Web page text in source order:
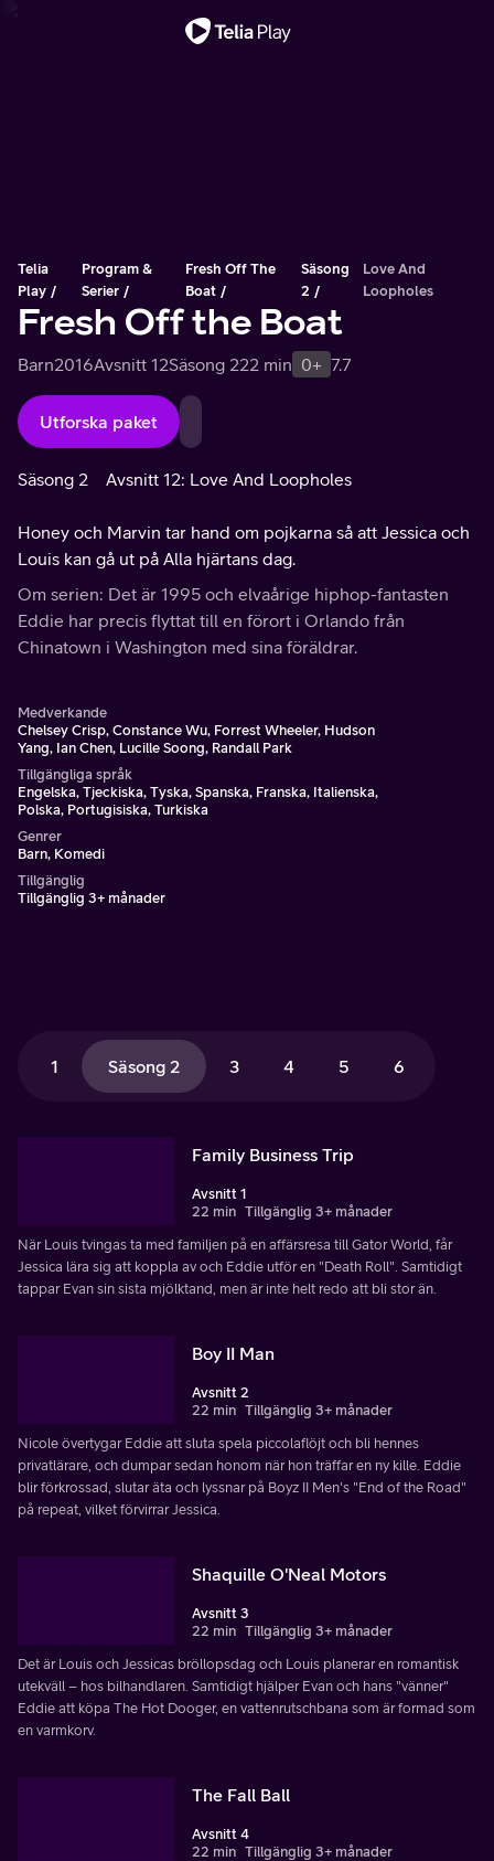
Telia
Play
Program &
Serier
Fresh Off The
Boat
Säsong
2
Love And
Loopholes
Fresh Off the Boat
Barn2016Avsnitt 12Säsong 222 min 0+ 7.7
Utforska paket
Säsong 2 Avsnitt 12: Love And Loopholes
Honey och Marvin tar hand om pojkarna så att Jessica och
Louis kan gå ut på Alla hjärtans dag.
Om serien: Det är 1995 och elvaårige hiphop-fantasten
Eddie har precis flyttat till en förort i Orlando från
Chinatown i Washington med sina föräldrar.
Medverkande
Chelsey Crisp, Constance Wu, Forrest Wheeler, Hudson
Yang, Ian Chen, Lucille Soong, Randall Park
Tillgängliga språk
Engelska, Tjeckiska, Tyska, Spanska, Franska, Italienska,
Polska, Portugisiska, Turkiska
Genrer
Barn, Komedi
Tillgänglig
Tillgänglig 3+ månader
1 Säsong 2 3 4 5 6
Family Business Trip
Avsnitt 1
22 min Tillgänglig 3+ månader
När Louis tvingas ta med familjen på en affärsresa till Gator World, får
Jessica lära sig att koppla av och Eddie utför en "Death Roll". Samtidigt
tappar Evan sin sista mjölktand, men är inte helt redo att bli stor än.
Boy II Man
Avsnitt 2
22 min Tillgänglig 3+ månader
Nicole övertygar Eddie att sluta spela piccolaflöjt och bli hennes
privatlärare, och dumpar sedan honom när hon träffar en ny kille. Eddie
blir förkrossad, slutar äta och lyssnar på Boyz II Men's "End of the Road"
på repeat, vilket förvirrar Jessica.
Shaquille O'Neal Motors
Avsnitt 3
22 min Tillgänglig 3+ månader
Det är Louis och Jessicas bröllopsdag och Louis planerar en romantisk
utekväll – hos bilhandlaren. Samtidigt hjälper Evan och hans "vänner"
Eddie att köpa The Hot Dooger, en vattenrutschbana som är formad som
en varmkorv.
The Fall Ball
Avsnitt 4
22 min Tillgänglig 3+ månader